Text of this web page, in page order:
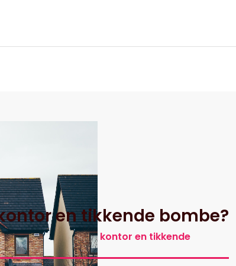
en tikkende bombe?
i bygninger: Er dit kontor en tikkende